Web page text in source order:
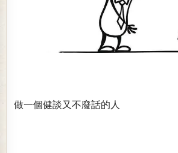
做一個健談又不廢話的人